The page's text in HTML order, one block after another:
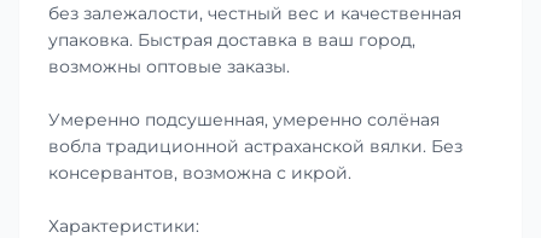
без залежалости, честный вес и качественная
упаковка. Быстрая доставка в ваш город,
возможны оптовые заказы.
Умеренно подсушенная, умеренно солёная
вобла традиционной астраханской вялки. Без
консервантов, возможна с икрой.
Характеристики: